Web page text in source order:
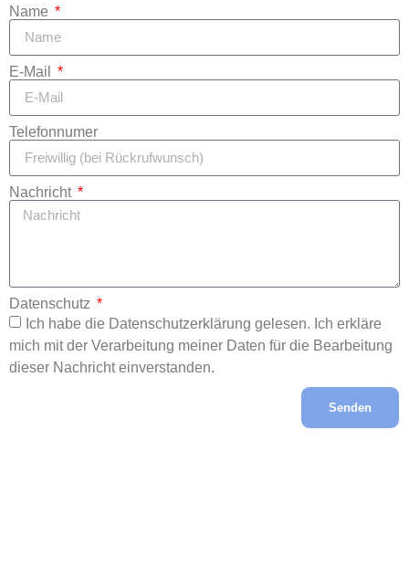
Name
E-Mail
Telefonnumer
Nachricht
Datenschutz
Ich habe die Datenschutzerklärung gelesen. Ich erkläre
mich mit der Verarbeitung meiner Daten für die Bearbeitung
dieser Nachricht einverstanden.
Senden